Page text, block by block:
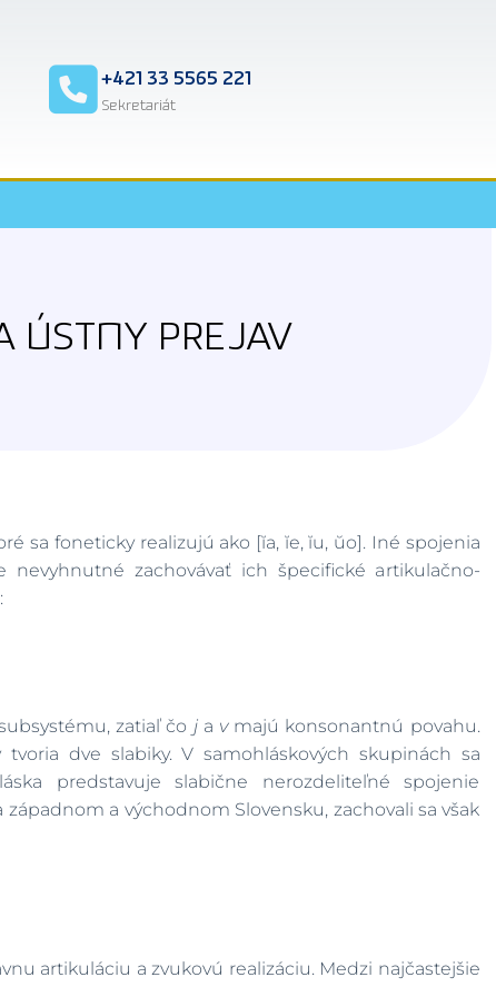
+421 33 5565 221
Sekretariát
ÚSTNY PREJAV
sa foneticky realizujú ako [ĭa, ĭe, ĭu, ŭo]. Iné spojenia
nevyhnutné zachovávať ich špecifické artikulačno-
zatiaľ čo ja vmajú konsonantnú povahu.
dve slabiky. V samohláskových skupinách sa
predstavuje slabične nerozdeliteľné spojenie
a východnom Slovensku, zachovali sa však
artikuláciu a zvukovú realizáciu. Medzi najčastejšie